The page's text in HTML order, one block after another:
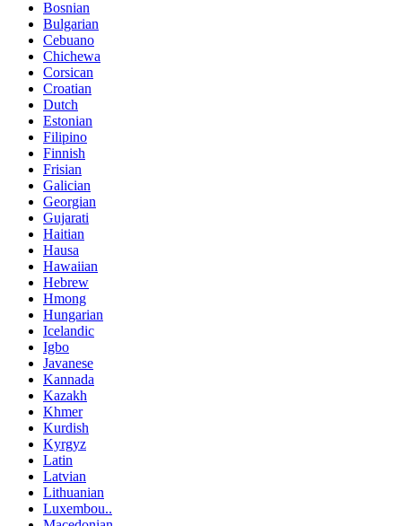
Bosnian
Bulgarian
Cebuano
Chichewa
Corsican
Croatian
Dutch
Estonian
Filipino
Finnish
Frisian
Galician
Georgian
Gujarati
Haitian
Hausa
Hawaiian
Hebrew
Hmong
Hungarian
Icelandic
Igbo
Javanese
Kannada
Kazakh
Khmer
Kurdish
Kyrgyz
Latin
Latvian
Lithuanian
Luxembou..